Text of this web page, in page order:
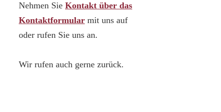
Nehmen Sie Kontakt über das
Kontaktformular mit uns auf
oder rufen Sie uns an.
Wir rufen auch gerne zurück.